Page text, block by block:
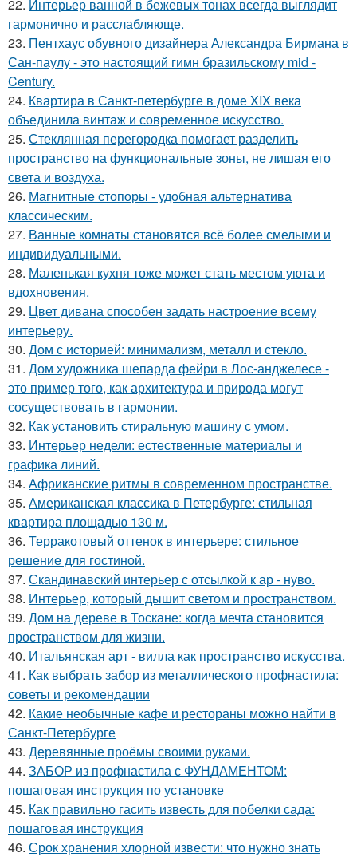
22. Интерьер ванной в бежевых тонах всегда выглядит
гармонично и расслабляюще.
23. Пентхаус обувного дизайнера Александра Бирмана в
Сан-паулу - это настоящий гимн бразильскому mid -
Century.
24. Квартира в Санкт-петербурге в доме XIX века
объединила винтаж и современное искусство.
25. Стеклянная перегородка помогает разделить
пространство на функциональные зоны, не лишая его
света и воздуха.
26. Магнитные стопоры - удобная альтернатива
классическим.
27. Ванные комнаты становятся всё более смелыми и
индивидуальными.
28. Маленькая кухня тоже может стать местом уюта и
вдохновения.
29. Цвет дивана способен задать настроение всему
интерьеру.
30. Дом с историей: минимализм, металл и стекло.
31. Дом художника шепарда фейри в Лос-анджелесе -
это пример того, как архитектура и природа могут
сосуществовать в гармонии.
32. Как установить стиральную машину с умом.
33. Интерьер недели: естественные материалы и
графика линий.
34. Африканские ритмы в современном пространстве.
35. Американская классика в Петербурге: стильная
квартира площадью 130 м.
36. Терракотовый оттенок в интерьере: стильное
решение для гостиной.
37. Скандинавский интерьер с отсылкой к ар - нуво.
38. Интерьер, который дышит светом и пространством.
39. Дом на дереве в Тоскане: когда мечта становится
пространством для жизни.
40. Итальянская арт - вилла как пространство искусства.
41. Как выбрать забор из металлического профнастила:
советы и рекомендации
42. Какие необычные кафе и рестораны можно найти в
Санкт-Петербурге
43. Деревянные проёмы своими руками.
44. ЗАБОР из профнастила с ФУНДАМЕНТОМ:
пошаговая инструкция по установке
45. Как правильно гасить известь для побелки сада:
пошаговая инструкция
46. Срок хранения хлорной извести: что нужно знать